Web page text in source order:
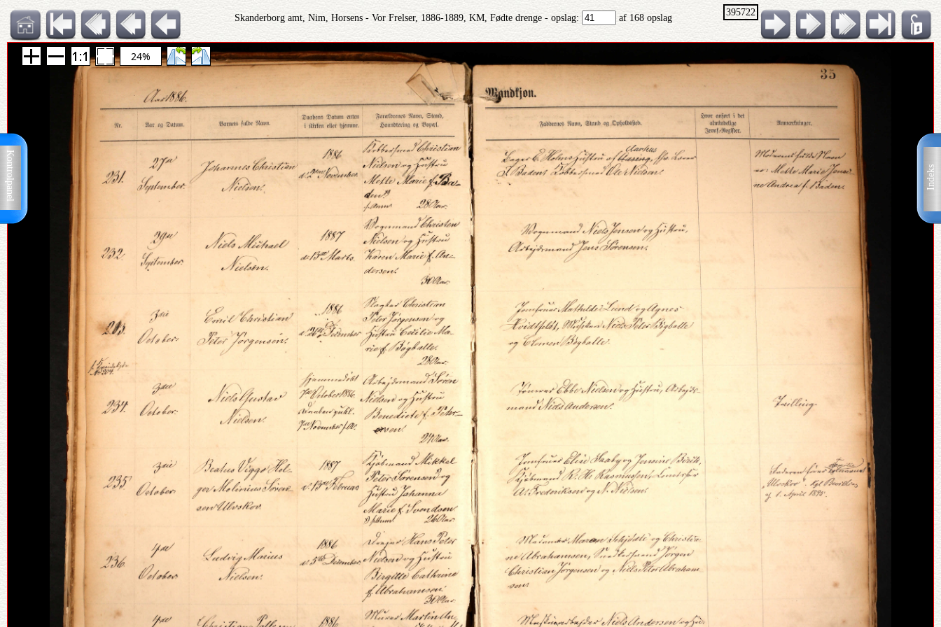
Indeks
Kontrolpanel
395722
Skanderborg amt, Nim, Horsens - Vor Frelser, 1886-1889, KM, Fødte drenge - opslag: af 168 opslag
24%